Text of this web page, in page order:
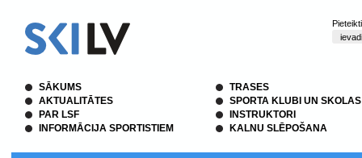
SĀKUMS
AKTUALITĀTES
PAR LSF
INFORMĀCIJA SPORTISTIEM
TRASES
SPORTA KLUBI UN SKOLAS
INSTRUKTORI
KALNU SLĒPOŠANA